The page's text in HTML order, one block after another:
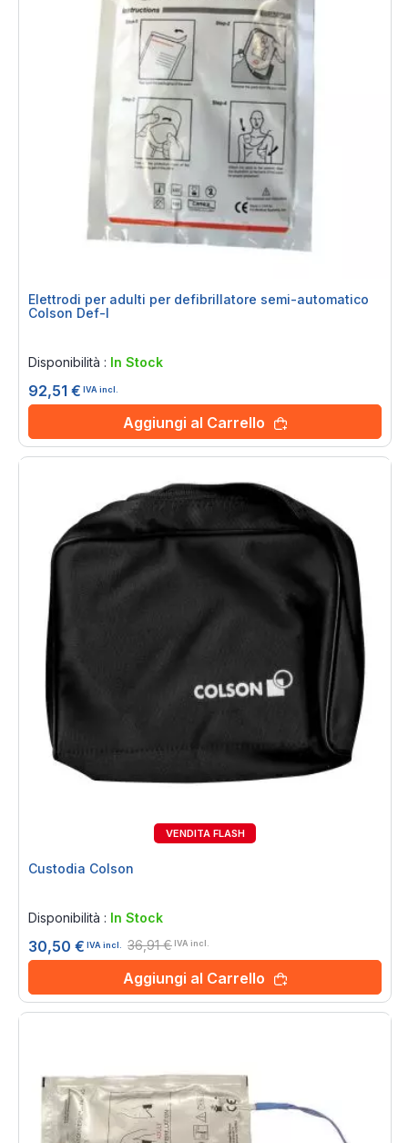
Elettrodi per adulti per defibrillatore semi-automatico
Colson Def-I
Disponibilità : In Stock
92,51 € IVA incl.
Aggiungi al Carrello
VENDITA FLASH
Custodia Colson
Disponibilità : In Stock
30,50 € IVA incl. 36,91 € IVA incl.
Aggiungi al Carrello